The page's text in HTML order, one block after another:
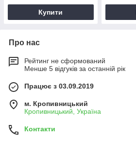
Купити
Про нас
Рейтинг не сформований
Менше 5 відгуків за останній рік
Працює з 03.09.2019
м. Кропивницький
Кропивницький, Україна
Контакти